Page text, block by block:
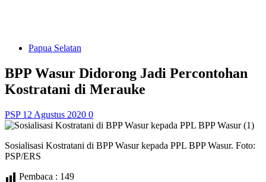
Papua Selatan
BPP Wasur Didorong Jadi Percontohan
Kostratani di Merauke
PSP 12 Agustus 2020 0
Sosialisasi Kostratani di BPP Wasur kepada PPL BPP Wasur. Foto:
PSP/ERS
Pembaca : 149